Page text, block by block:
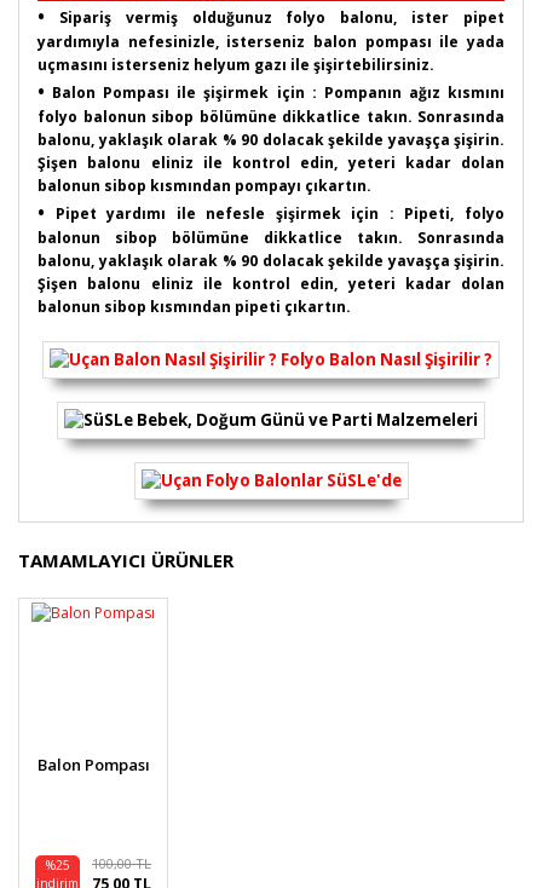
•
Sipariş vermiş olduğunuz folyo balonu, ister pipet
yardımıyla nefesinizle, isterseniz balon pompası ile yada
uçmasını isterseniz helyum gazı ile şişirtebilirsiniz.
• Balon Pompası ile şişirmek için : Pompanın ağız kısmını
folyo balonun sibop bölümüne dikkatlice takın. Sonrasında
balonu, yaklaşık olarak % 90 dolacak şekilde yavaşça şişirin.
Şişen balonu eliniz ile kontrol edin, yeteri kadar dolan
balonun sibop kısmından pompayı çıkartın.
•
Pipet yardımı ile nefesle şişirmek için : Pipeti, folyo
balonun sibop bölümüne dikkatlice takın. Sonrasında
balonu, yaklaşık olarak % 90 dolacak şekilde yavaşça şişirin.
Şişen balonu eliniz ile kontrol edin, yeteri kadar dolan
balonun sibop kısmından pipeti çıkartın.
Bu ürünün fiyat bilgisi, resim, ürün açıklamalarında ve
diğer konularda yetersiz gördüğünüz noktaları öneri
formunu kullanarak tarafımıza iletebilirsiniz.
Görüş ve önerileriniz için teşekkür ederiz.
Ürün fiyatı diğer sitelerden daha pahalı.
TAMAMLAYICI ÜRÜNLER
Balon Pompası
%25
indirim
100,00 TL
75,00 TL